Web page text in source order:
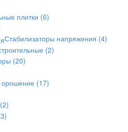
плитки (6)
Стабилизаторы напряжения (4)
(2)
(20)
(17)
(2)